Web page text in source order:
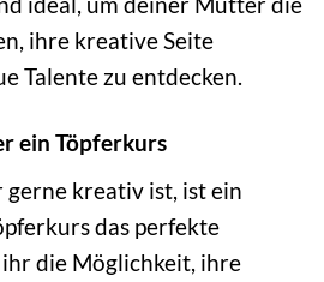
ihre kreative Seite
Talente zu entdecken.
ein Töpferkurs
kreativ ist, ist ein
das perfekte
ihr die Möglichkeit, ihre